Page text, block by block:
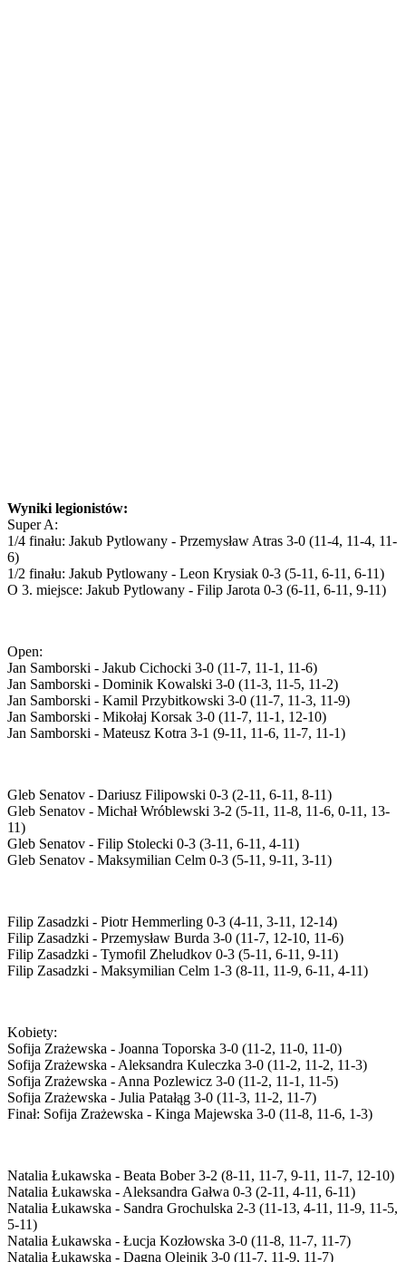
Wyniki legionistów:
Super A:
1/4 finału: Jakub Pytlowany - Przemysław Atras 3-0 (11-4, 11-4, 11-
6)
1/2 finału: Jakub Pytlowany - Leon Krysiak 0-3 (5-11, 6-11, 6-11)
O 3. miejsce: Jakub Pytlowany - Filip Jarota 0-3 (6-11, 6-11, 9-11)
Open:
Jan Samborski - Jakub Cichocki 3-0 (11-7, 11-1, 11-6)
Jan Samborski - Dominik Kowalski 3-0 (11-3, 11-5, 11-2)
Jan Samborski - Kamil Przybitkowski 3-0 (11-7, 11-3, 11-9)
Jan Samborski - Mikołaj Korsak 3-0 (11-7, 11-1, 12-10)
Jan Samborski - Mateusz Kotra 3-1 (9-11, 11-6, 11-7, 11-1)
Gleb Senatov - Dariusz Filipowski 0-3 (2-11, 6-11, 8-11)
Gleb Senatov - Michał Wróblewski 3-2 (5-11, 11-8, 11-6, 0-11, 13-
11)
Gleb Senatov - Filip Stolecki 0-3 (3-11, 6-11, 4-11)
Gleb Senatov - Maksymilian Celm 0-3 (5-11, 9-11, 3-11)
Filip Zasadzki - Piotr Hemmerling 0-3 (4-11, 3-11, 12-14)
Filip Zasadzki - Przemysław Burda 3-0 (11-7, 12-10, 11-6)
Filip Zasadzki - Tymofil Zheludkov 0-3 (5-11, 6-11, 9-11)
Filip Zasadzki - Maksymilian Celm 1-3 (8-11, 11-9, 6-11, 4-11)
Kobiety:
Sofija Zrażewska - Joanna Toporska 3-0 (11-2, 11-0, 11-0)
Sofija Zrażewska - Aleksandra Kuleczka 3-0 (11-2, 11-2, 11-3)
Sofija Zrażewska - Anna Pozlewicz 3-0 (11-2, 11-1, 11-5)
Sofija Zrażewska - Julia Patałąg 3-0 (11-3, 11-2, 11-7)
Finał: Sofija Zrażewska - Kinga Majewska 3-0 (11-8, 11-6, 1-3)
Natalia Łukawska - Beata Bober 3-2 (8-11, 11-7, 9-11, 11-7, 12-10)
Natalia Łukawska - Aleksandra Gałwa 0-3 (2-11, 4-11, 6-11)
Natalia Łukawska - Sandra Grochulska 2-3 (11-13, 4-11, 11-9, 11-5,
5-11)
Natalia Łukawska - Łucja Kozłowska 3-0 (11-8, 11-7, 11-7)
Natalia Łukawska - Dagna Olejnik 3-0 (11-7, 11-9, 11-7)